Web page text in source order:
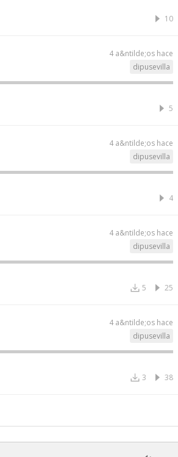
10
4 a&ntilde;os hace
dipusevilla
5
4 a&ntilde;os hace
dipusevilla
4
4 a&ntilde;os hace
dipusevilla
25
5
4 a&ntilde;os hace
dipusevilla
38
3